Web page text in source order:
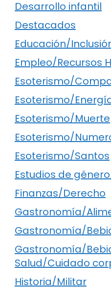
Desarrollo infantil
Destacados
Educación/
Empleo/Recursos
Esoterismo/
Esoterismo/
Esoterismo/Muerte
Esoterismo/
Esoterismo/Santos
Estudios de
Finanzas/Derecho
Gastronomía/
Gastronomía/
Gastronomía/
Salud/Cuidado
Historia/Militar